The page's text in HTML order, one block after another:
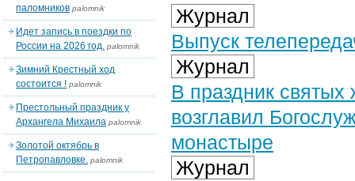
Журнал
Выпуск
Журнал
В праздник
возглавил
монастыре
Журнал
паломников palomnik
Идет запись в поездки по
России на 2026 год. palomnik
Зимний Крестный ход
состоится ! palomnik
Престольный праздник у
Архангела Михаила palomnik
Золотой октябрь в
Петропавловке. palomnik